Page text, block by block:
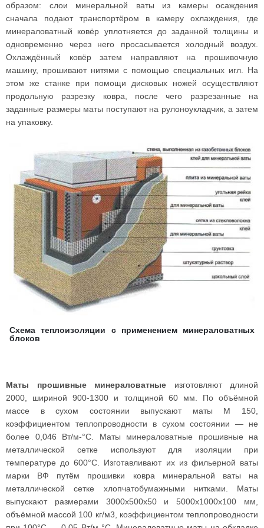
образом: слои минеральной ваты из камеры осаждения
сначала подают транспортёром в камеру охлаждения, где
минераловатный ковёр уплотняется до заданной толщины и
одновременно через него просасывается холодный воздух.
Охлаждённый ковёр затем направляют на прошивочную
машину, прошивают нитями с помощью специальных игл. На
этом же станке при помощи дисковых ножей осуществляют
продольную разрезку ковра, после чего разрезанные на
заданные размеры маты поступают на рулоноукладчик, а затем
на упаковку.
Схема теплоизоляции с применением минераловатных
блоков
Маты прошивные минераловатные изготовляют длиной
2000, шириной 900-1300 и толщиной 60 мм. По объёмной
массе в сухом состоянии выпускают маты М 150,
коэффициентом теплопроводности в сухом состоянии — не
более 0,046 Вт/м-°С. Маты минераловатные прошивные на
металлической сетке используют для изоляции при
температуре до 600°С. Изготавливают их из фильерной ваты
марки ВФ путём прошивки ковра минеральной ваты на
металлической сетке хлопчатобумажными нитками. Маты
выпускают размерами 3000x500x50 и 5000х1000х100 мм,
объёмной массой 100 кг/м3, коэффициентом теплопроводности